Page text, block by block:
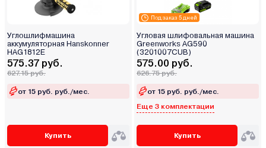
Углошлифмашина
аккумуляторная Hanskonner
HAG1812E
575.37 руб.
627.15 руб.
от 15 руб. руб./мес.
Купить
Под заказ 5 дней
Угловая шлифовальная машина
Greenworks AG590
(3201007CUB)
575.00 руб.
626.75 руб.
от 15 руб. руб./мес.
Еще 3 комплектации
Купить